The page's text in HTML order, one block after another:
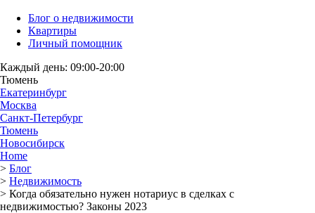
Блог о недвижимости
Квартиры
Личный помощник
Каждый день: 09:00-20:00
Тюмень
Екатеринбург
Москва
Санкт-Петербург
Тюмень
Новосибирск
Home
> Блог
> Недвижимость
> Когда обязательно нужен нотариус в сделках с
недвижимостью? Законы 2023